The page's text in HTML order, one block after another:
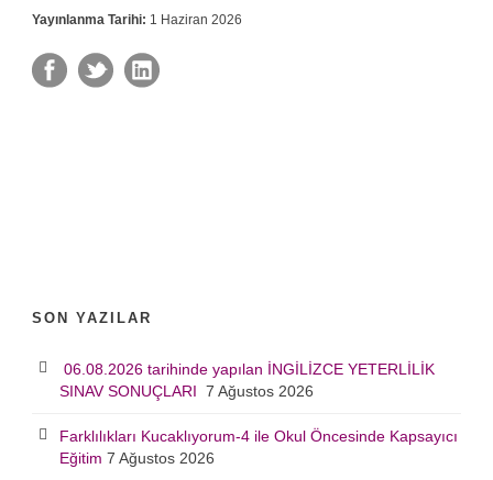
Yayınlanma Tarihi: 1 Haziran 2026
SON YAZILAR
06.08.2026 tarihinde yapılan İNGİLİZCE YETERLİLİK
SINAV SONUÇLARI 7 Ağustos 2026
Farklılıkları Kucaklıyorum-4 ile Okul Öncesinde Kapsayıcı
Eğitim 7 Ağustos 2026